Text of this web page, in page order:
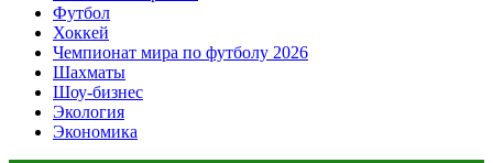
Футбол
Хоккей
Чемпионат мира по футболу 2026
Шахматы
Шоу-бизнес
Экология
Экономика